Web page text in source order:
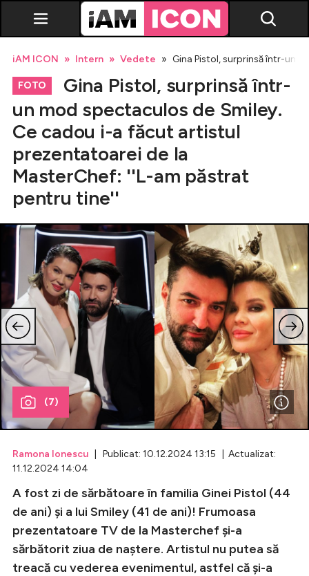
Vedete
Breaking news
Evenimente
Emisiuni TV
Horoscop
Lifestyle
Celebrități
Breaking News
Intră în cont
Creează cont
iAM ICON Intern Vedete Gina Pistol, surprinsă într-un
FOTO
Gina Pistol, surprinsă într-
un mod spectaculos de Smiley.
Ce cadou i-a făcut artistul
prezentatoarei de la
MasterChef: ''L-am păstrat
pentru tine''
(7)
Ramona Ionescu | Publicat: 10.12.2024 13:15 | Actualizat:
11.12.2024 14:04
A fost zi de sărbătoare în familia Ginei Pistol (44
de ani) și a lui Smiley (41 de ani)! Frumoasa
prezentatoare TV de la Masterchef și-a
sărbătorit ziua de naștere. Artistul nu putea să
treacă cu vederea evenimentul, astfel că și-a